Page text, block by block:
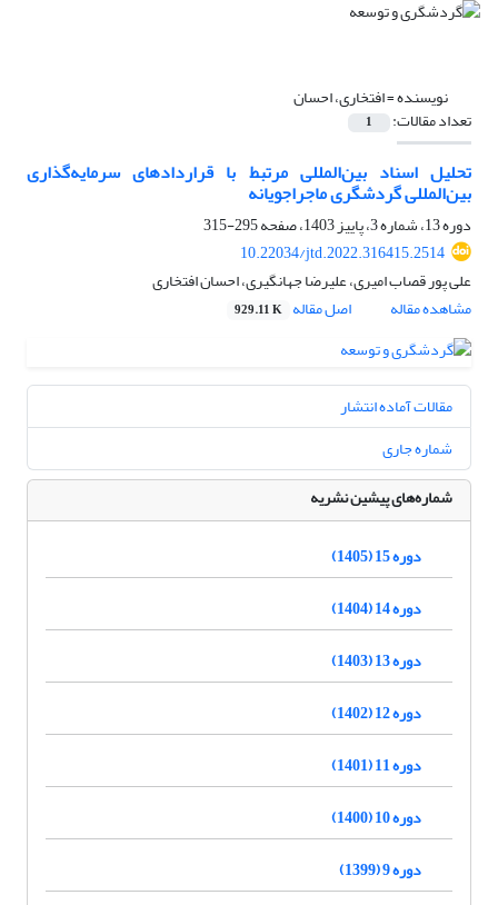
نویسنده =افتخاری، احسان
تعداد مقالات: 1
تحلیل اسناد بین‌المللی مرتبط با قراردادهای سرمایه‌گذاری
بین‌المللی گردشگری ماجراجویانه
دوره 13، شماره 3، پاییز 1403، صفحه
295-315
10.22034/jtd.2022.316415.2514
علی پور قصاب امیری، علیرضا جهانگیری، احسان افتخاری
مشاهده مقاله
اصل مقاله 929.11 K
مقالات آماده انتشار
شماره جاری
شماره‌های پیشین نشریه
دوره 15 (1405)
دوره 14 (1404)
دوره 13 (1403)
دوره 12 (1402)
دوره 11 (1401)
دوره 10 (1400)
دوره 9 (1399)